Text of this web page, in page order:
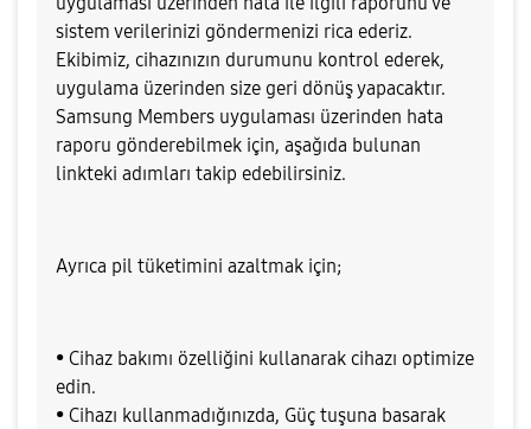
sistem verilerinizi göndermenizi rica ederiz.
Ekibimiz, cihazınızın durumunu kontrol ederek,
uygulama üzerinden size geri dönüş yapacaktır.
Samsung Members uygulaması üzerinden hata
raporu gönderebilmek için, aşağıda bulunan
linkteki adımları takip edebilirsiniz.
Ayrıca pil tüketimini azaltmak için;
• Cihaz bakımı özelliğini kullanarak cihazı optimize
edin.
• Cihazı kullanmadığınızda, Güç tuşuna basarak